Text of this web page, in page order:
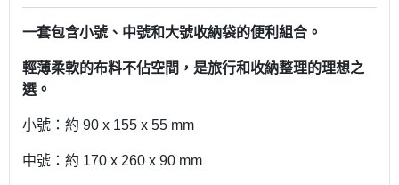
一套包含小號、中號和大號收納袋的便利組合。
輕薄柔軟的布料不佔空間，是旅行和收納整理的理想之
選。
小號：約 90 x 155 x 55 mm
中號：約 170 x 260 x 90 mm